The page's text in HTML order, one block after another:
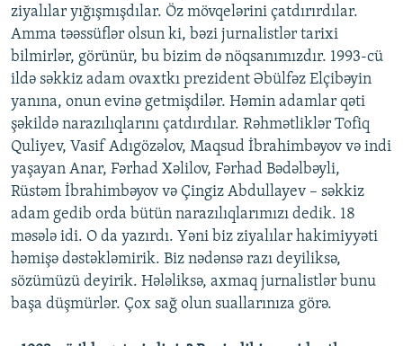
ziyalılar yığışmışdılar. Öz mövqelərini çatdırırdılar.
Amma təəssüflər olsun ki, bəzi jurnalistlər tarixi
bilmirlər, görünür, bu bizim də nöqsanımızdır. 1993-cü
ildə səkkiz adam ovaxtkı prezident Əbülfəz Elçibəyin
yanına, onun evinə getmişdilər. Həmin adamlar qəti
şəkildə narazılıqlarını çatdırdılar. Rəhmətliklər Tofiq
Quliyev, Vasif Adıgözəlov, Maqsud İbrahimbəyov və indi
yaşayan Anar, Fərhad Xəlilov, Fərhad Bədəlbəyli,
Rüstəm İbrahimbəyov və Çingiz Abdullayev – səkkiz
adam gedib orda bütün narazılıqlarımızı dedik. 18
məsələ idi. O da yazırdı. Yəni biz ziyalılar hakimiyyəti
həmişə dəstəkləmirik. Biz nədənsə razı deyiliksə,
sözümüzü deyirik. Hələliksə, axmaq jurnalistlər bunu
başa düşmürlər. Çox sağ olun suallarınıza görə.